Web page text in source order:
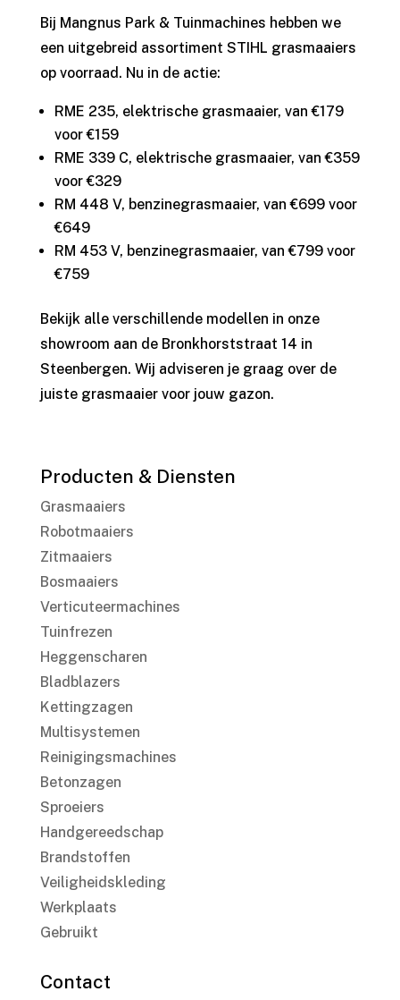
Bij Mangnus Park & Tuinmachines hebben we
een uitgebreid assortiment STIHL grasmaaiers
op voorraad. Nu in de actie:
RME 235, elektrische grasmaaier, van €179
voor €159
RME 339 C, elektrische grasmaaier, van €359
voor €329
RM 448 V, benzinegrasmaaier, van €699 voor
€649
RM 453 V, benzinegrasmaaier, van €799 voor
€759
Bekijk alle verschillende modellen in onze
showroom aan de Bronkhorststraat 14 in
Steenbergen. Wij adviseren je graag over de
juiste grasmaaier voor jouw gazon.
Producten & Diensten
Grasmaaiers
Robotmaaiers
Zitmaaiers
Bosmaaiers
Verticuteermachines
Tuinfrezen
Heggenscharen
Bladblazers
Kettingzagen
Multisystemen
Reinigingsmachines
Betonzagen
Sproeiers
Handgereedschap
Brandstoffen
Veiligheidskleding
Werkplaats
Gebruikt
Contact